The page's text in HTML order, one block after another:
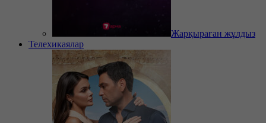
Жарқыраған жұлдыз
Телехикаялар